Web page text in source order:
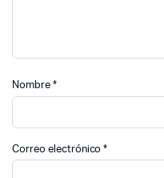
Nombre *
Correo electrónico*